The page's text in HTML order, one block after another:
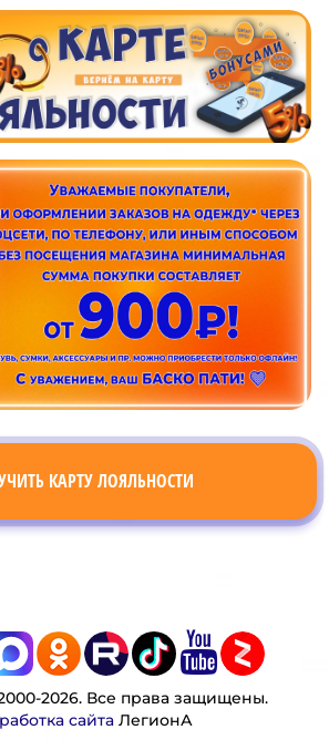
КАРТУ ЛОЯЛЬНОСТИ
2026. Все права защищены.
сайтаЛегионА